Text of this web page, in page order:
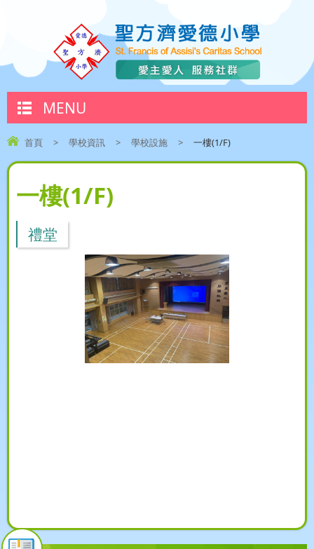
MENU
首頁 > 學校資訊 > 學校設施 > 一樓(1/F)
一樓(1/F)
禮堂